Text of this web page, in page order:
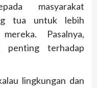
masyarakat
tua untuk lebih
Pasalnya,
penting terhadap
lingkungan dan